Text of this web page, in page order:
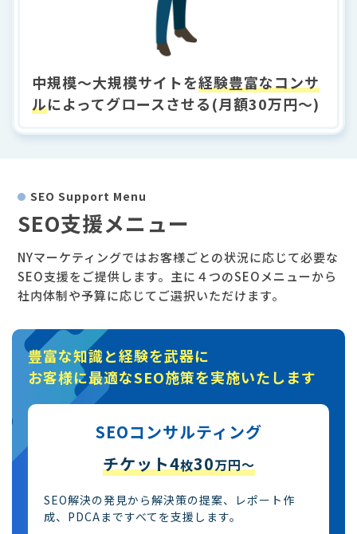
中規模〜大規模サイトを経験豊富なコンサ
ルによってグロースさせる(月額30万円～)
SEO Support Menu
SEO支援メニュー
NYマーケティングではお客様ごとの状況に応じて必要な
SEO支援をご提供します。主に４つのSEOメニューから
社内体制や予算に応じてご選択いただけます。
豊富な知識と経験を武器に
お客様に最適なSEO施策を実施いたします
SEOコンサルティング
チケット4枚30万円〜
SEO解決の発見から解決策の提案、レポート作
成、PDCAまですべてを支援します。